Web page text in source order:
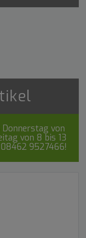
von
von 8 bis 13
08462 9527466!